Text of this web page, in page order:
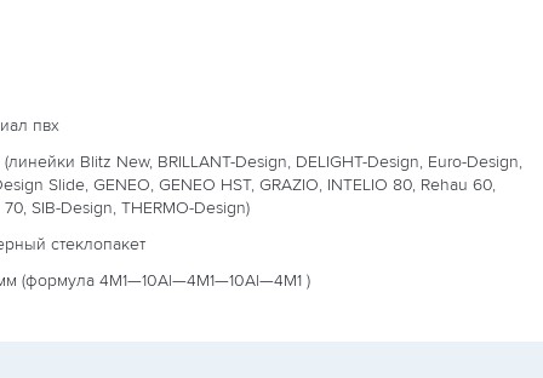
пвх
(линейки Blitz New, BRILLANT-Design, DELIGHT-Design, Euro-Design,
Slide, GENEO, GENEO HST, GRAZIO, INTELIO 80, Rehau 60,
SIB-Design, THERMO-Design)
стеклопакет
(формула 4М1—10Al—4М1—10Al—4М1 )